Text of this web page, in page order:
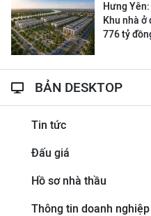
Hưng
Khu nhà
776 tỷ
BẢN DESKTOP
Tin tức
Đấu giá
Hồ sơ nhà thầu
Thông tin doanh nghiệp